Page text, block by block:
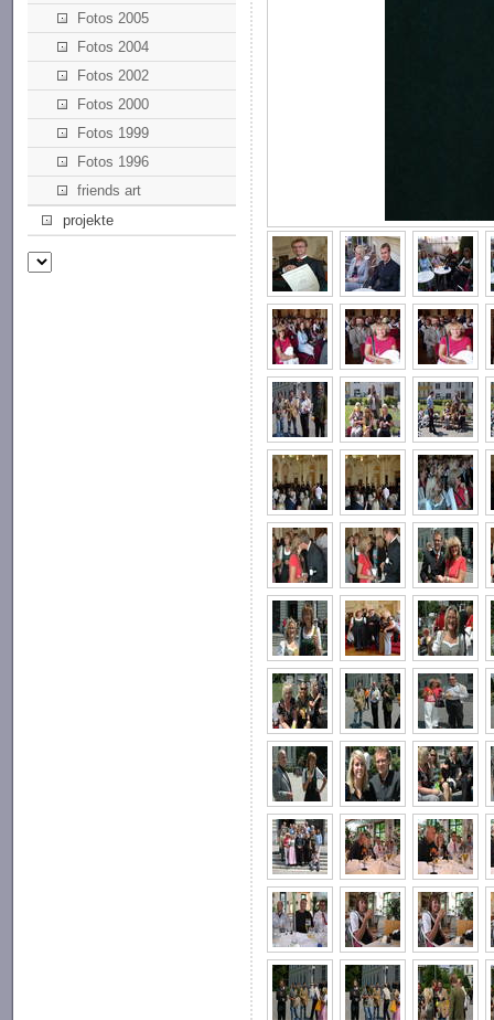
Fotos 2005
Fotos 2004
Fotos 2002
Fotos 2000
Fotos 1999
Fotos 1996
friends art
projekte